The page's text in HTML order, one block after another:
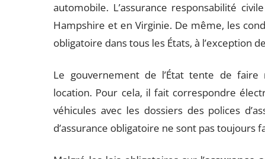
automobile. L’assurance responsabilité
Hampshire et en Virginie. De même, les
obligatoire dans tous les États, à l’exception
Le gouvernement de l’État tente de faire
location. Pour cela, il fait correspondre
véhicules avec les dossiers des polices
d’assurance obligatoire ne sont pas toujours